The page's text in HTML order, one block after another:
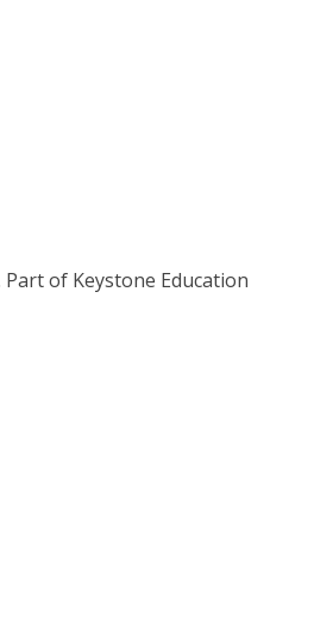
Part of Keystone Education